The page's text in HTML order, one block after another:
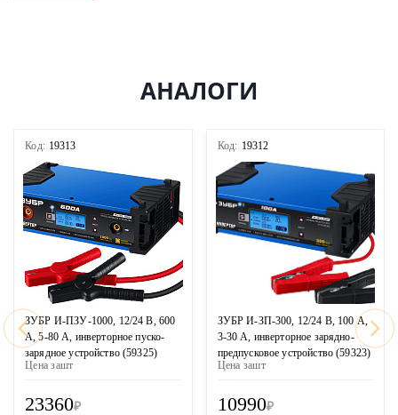
АНАЛОГИ
Код: 19313
ЗУБР И-ПЗУ-1000, 12/24 В, 600
А, 5-80 А, инверторное пуско-
зарядное устройство (59325)
Цена зашт
23360₽
Код: 19312
ЗУБР И-ЗП-300, 12/24 В, 100 А,
3-30 А, инверторное зарядно-
предпусковое устройство (59323)
Цена зашт
10990₽